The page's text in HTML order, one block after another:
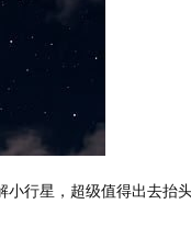
行星，超级值得出去抬头